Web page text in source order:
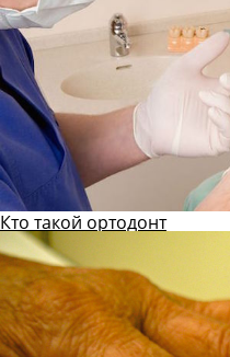
Кто такой ортодонт